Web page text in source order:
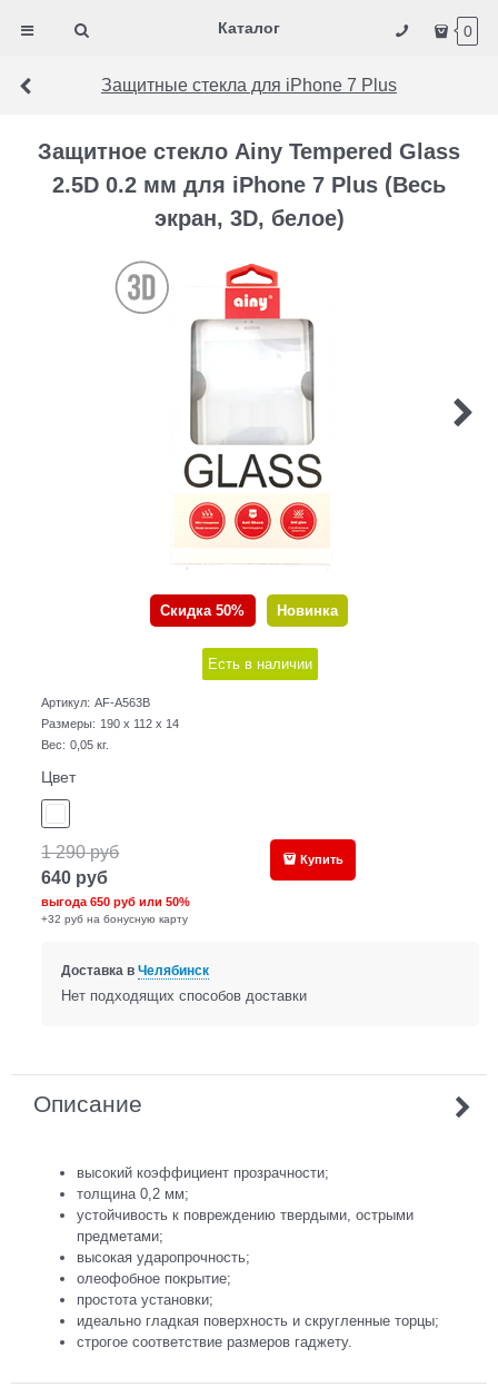
Каталог 0
Защитные стекла для iPhone 7 Plus
Защитное стекло Ainy Tempered Glass
2.5D 0.2 мм для iPhone 7 Plus (Весь
экран, 3D, белое)
Скидка 50% Новинка
Есть в наличии
Артикул: AF-A563B
Размеры: 190 x 112 x 14
Вес: 0,05 кг.
Цвет
1 290 руб
640 руб
выгода650 руб или50%
+32 руб на бонусную карту
Купить
Доставка в Челябинск
Нет подходящих способов доставки
Описание
высокий коэффициент прозрачности;
толщина 0,2 мм;
устойчивость к повреждению твердыми, острыми
предметами;
высокая ударопрочность;
олеофобное покрытие;
простота установки;
идеально гладкая поверхность и скругленные торцы;
строгое соответствие размеров гаджету.